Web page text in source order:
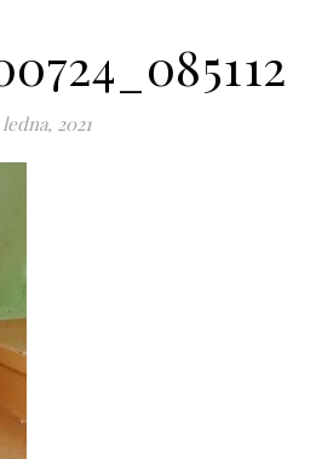
ledna, 2021